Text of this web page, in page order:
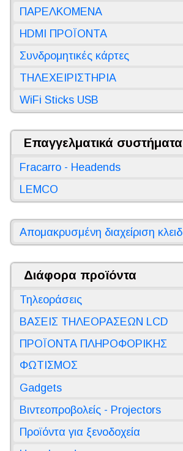
ΠΑΡΕΛΚΟΜΕΝΑ
HDMI ΠΡΟΪΟΝΤΑ
Συνδρομητικές κάρτες
ΤΗΛΕΧΕΙΡΙΣΤΗΡΙΑ
WiFi Sticks USB
Επαγγελματικά
Fracarro - Headends
LEMCO
Απομακρυσμένη διαχείριση
Διάφορα προϊόντα
Τηλεοράσεις
ΒΑΣΕΙΣ ΤΗΛΕΟΡΑΣΕΩΝ LCD
ΠΡΟΪΟΝΤΑ ΠΛΗΡΟΦΟΡΙΚΗΣ
ΦΩΤΙΣΜΟΣ
Gadgets
Βιντεοπροβολείς - Projectors
Προϊόντα για ξενοδοχεία